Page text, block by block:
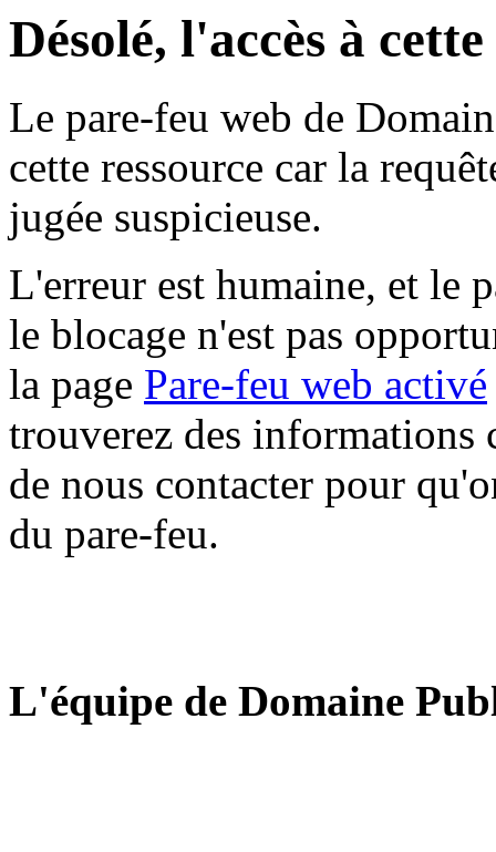
Désolé, l'accès à
Le pare-feu web de
cette ressource car la
jugée suspicieuse.
L'erreur est humaine, et le
le blocage n'est pas
la page Pare-feu web activé
trouverez des informations
de nous contacter pour
du pare-feu.
L'équipe de Domaine